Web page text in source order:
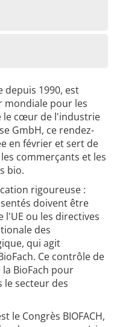
depuis 1990, est
mondiale pour les
le cœur de l'industrie
GmbH, ce rendez-
en février et sert de
commerçants et les
bio.
rigoureuse :
doivent être
l'UE ou les directives
des
qui agit
Ce contrôle de
BioFach pour
secteur des
le Congrès BIOFACH,